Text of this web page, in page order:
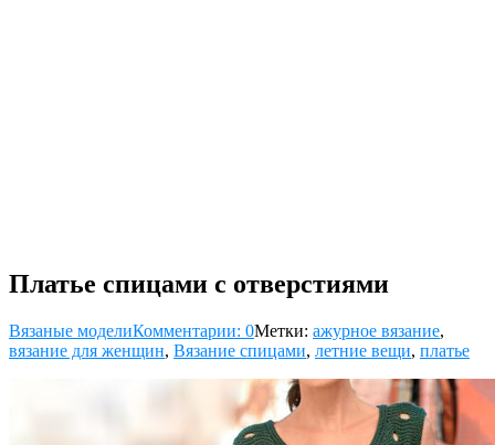
Платье спицами с отверстиями
Вязаные моделиКомментарии: 0Метки: ажурное вязание,
вязание для женщин, Вязание спицами, летние вещи, платье